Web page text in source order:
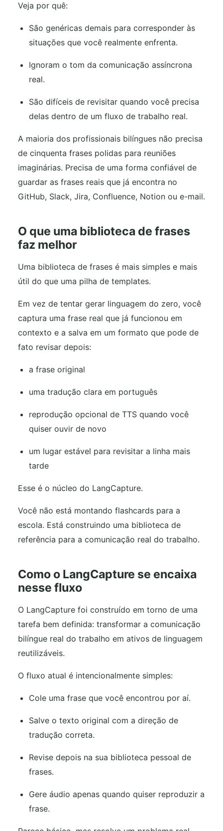
Veja por quê:
São genéricas demais para corresponder às
situações que você realmente enfrenta.
Ignoram o tom da comunicação assíncrona
real.
São difíceis de revisitar quando você precisa
delas dentro de um fluxo de trabalho real.
A maioria dos profissionais bilíngues não precisa
de cinquenta frases polidas para reuniões
imaginárias. Precisa de uma forma confiável de
guardar as frases reais que já encontra no
GitHub, Slack, Jira, Confluence, Notion ou e-mail.
O que uma biblioteca de frases
faz melhor
Uma biblioteca de frases é mais simples e mais
útil do que uma pilha de templates.
Em vez de tentar gerar linguagem do zero, você
captura uma frase real que já funcionou em
contexto e a salva em um formato que pode de
fato revisar depois:
a frase original
uma tradução clara em português
reprodução opcional de TTS quando você
quiser ouvir de novo
um lugar estável para revisitar a linha mais
tarde
Esse é o núcleo do LangCapture.
Você não está montando flashcards para a
escola. Está construindo uma biblioteca de
referência para a comunicação real do trabalho.
Como o LangCapture se encaixa
nesse fluxo
O LangCapture foi construído em torno de uma
tarefa bem definida: transformar a comunicação
bilíngue real do trabalho em ativos de linguagem
reutilizáveis.
O fluxo atual é intencionalmente simples:
Cole uma frase que você encontrou por aí.
Salve o texto original com a direção de
tradução correta.
Revise depois na sua biblioteca pessoal de
frases.
Gere áudio apenas quando quiser reproduzir a
frase.